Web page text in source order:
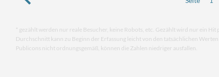
* gezählt werden nur reale Besucher, keine Robots, etc. Gezählt wird nur ein
Durchschnitt kann zu Beginn der Erfassung leicht von den tatsächlichen Werten
Publicons nicht ordnungsgemäß, können die Zahlen niedriger ausfallen.